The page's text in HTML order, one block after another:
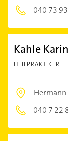
040 73
Kahle
HEILPRAKTIKER
040 7 22